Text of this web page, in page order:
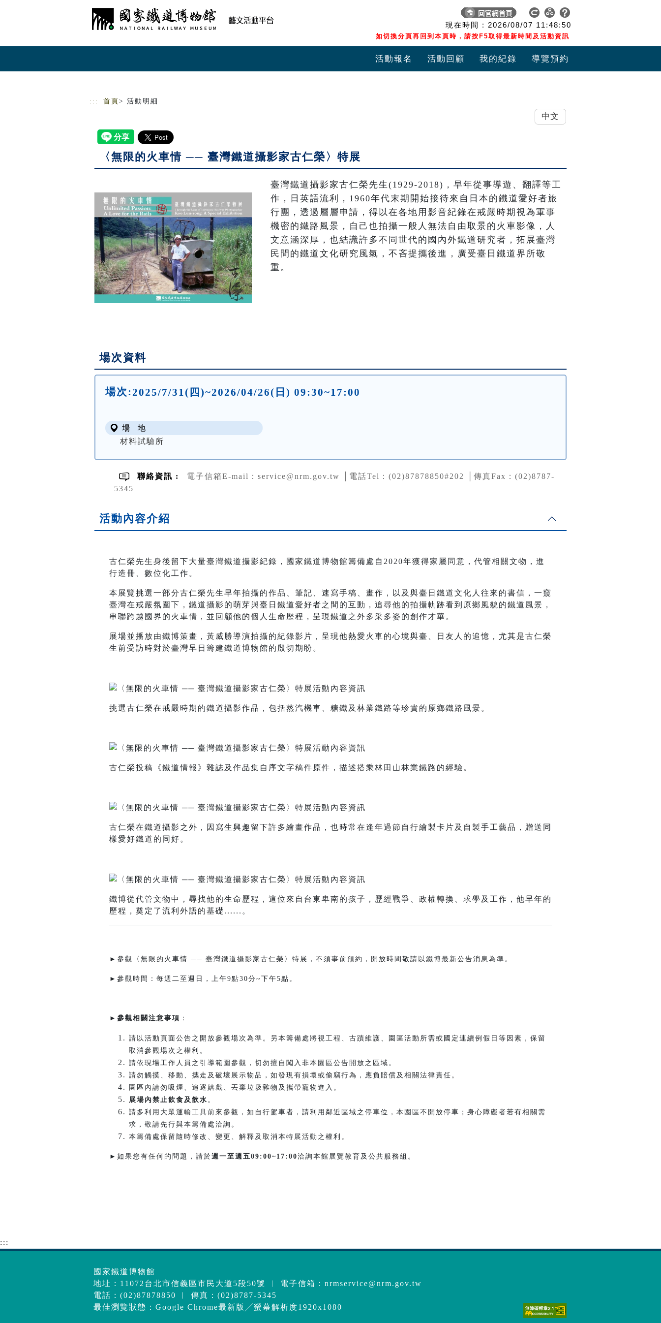
現在時間 : 2026/08/07 11:48:50
如切換分頁再回到本頁時，請按F5取得最新時間及活動資訊
活動報名 活動回顧 我的紀錄 導覽預約
::: 首頁 > 活動明細
〈無限的火車情 ── 臺灣鐵道攝影家古仁榮〉特展
臺灣鐵道攝影家古仁榮先生(1929-2018)，早年從事導遊、翻譯等工
作，日英語流利，1960年代末期開始接待來自日本的鐵道愛好者旅
行團，透過層層申請，得以在各地用影音紀錄在戒嚴時期視為軍事
機密的鐵路風景，自己也拍攝一般人無法自由取景的火車影像，人
文意涵深厚，也結識許多不同世代的國內外鐵道研究者，拓展臺灣
民間的鐵道文化研究風氣，不吝提攜後進，廣受臺日鐵道界所敬
場次資料
場次:2025/7/31(四)~2026/04/26(日) 09:30~17:00
場 地
材料試驗所
聯絡資訊 :
電子信箱E-mail：service@nrm.gov.tw │電話Tel：(02)87878850#202 │傳真Fax：(02)8787-
5345
活動內容介紹
古仁榮先生身後留下大量臺灣鐵道攝影紀錄，國家鐵道博物館籌備處自2020年獲得家屬同意，代管相關文物，進
行造冊、數位化工作。
本展覽挑選一部分古仁榮先生早年拍攝的作品、筆記、速寫手稿、畫作，以及與臺日鐵道文化人往來的書信，一窺
臺灣在戒嚴氛圍下，鐵道攝影的萌芽與臺日鐵道愛好者之間的互動，追尋他的拍攝軌跡看到原鄉風貌的鐵道風景，
串聯跨越國界的火車情，並回顧他的個人生命歷程，呈現鐵道之外多采多姿的創作才華。
展場並播放由鐵博策畫，黃威勝導演拍攝的紀錄影片，呈現他熱愛火車的心境與臺、日友人的追憶，尤其是古仁榮
生前受訪時對於臺灣早日籌建鐵道博物館的殷切期盼。
挑選古仁榮在戒嚴時期的鐵道攝影作品，包括蒸汽機車、糖鐵及林業鐵路等珍貴的原鄉鐵路風景。
古仁榮投稿《鐵道情報》雜誌及作品集自序文字稿件原件，描述搭乘林田山林業鐵路的經驗。
古仁榮在鐵道攝影之外，因寫生興趣留下許多繪畫作品，也時常在逢年過節自行繪製卡片及自製手工藝品，贈送同
樣愛好鐵道的同好。
鐵博從代管文物中，尋找他的生命歷程，這位來自台東卑南的孩子，歷經戰爭、政權轉換、求學及工作，他早年的
歷程，奠定了流利外語的基礎......。
►參觀〈無限的火車情 ── 臺灣鐵道攝影家古仁榮〉特展，不須事前預約，開放時間敬請以鐵博最新公告消息為準。
►參觀時間：每週二至週日，上午9點30分~下午5點。​
► 參觀相關注意事項 ：
請以活動頁面公告之開放參觀場次為準。另本籌備處將視工程、古蹟維護、園區活動所需或國定連續例假日等因素，保留
取消參觀場次之權利。
請依現場工作人員之引導範圍參觀，切勿擅自闖入非本園區公告開放之區域。
請勿觸摸、移動、攜走及破壞展示物品，如發現有損壞或偷竊行為，應負賠償及相關法律責任。
園區內請勿吸煙、追逐嬉戲、丟棄垃圾雜物及攜帶寵物進入。
展場內禁止飲食及飲水 。
請多利用大眾運輸工具前來參觀，如自行駕車者，請利用鄰近區域之停車位，本園區不開放停車；身心障礙者若有相關需
求，敬請先行與本籌備處洽詢。
本籌備處保留隨時修改、變更、解釋及取消本特展活動之權利。
►如果您有任何的問題，請於週一至週五09:00~17:00洽詢本館展覽教育及公共服務組。
:::
國家鐵道博物館
地址：11072台北市信義區市民大道5段50號 ︱ 電子信箱： nrmservice@nrm.gov.tw
電話：(02)87878850 ︱ 傳真：(02)8787-5345
最佳瀏覽狀態：Google Chrome最新版╱螢幕解析度1920x1080